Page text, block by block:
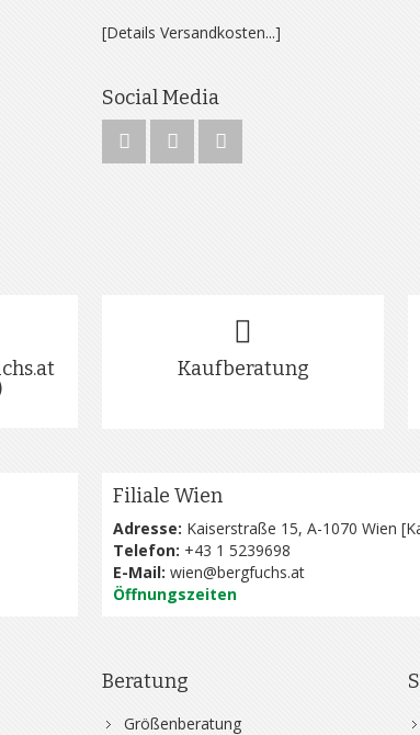
[Details Versandkosten...]
Social Media
Kaufberatung
Filiale Wien
Adresse: Kaiserstraße 15, A-1070 Wien [
Telefon: +43 1 5239698
E-Mail: wien@bergfuchs.at
Öffnungszeiten
Beratung
Größenberatung